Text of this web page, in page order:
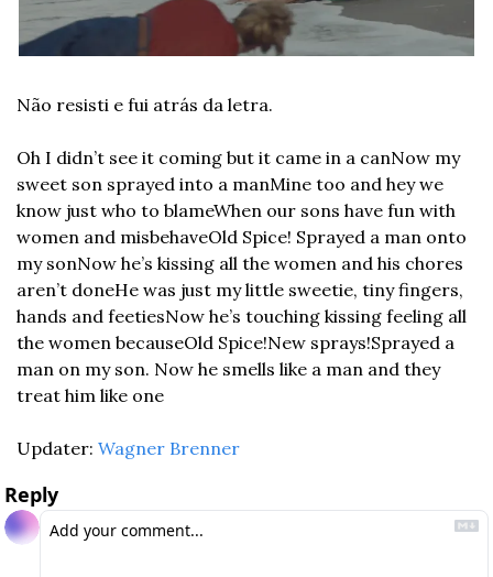
Não resisti e fui atrás da letra.
Oh I didn’t see it coming but it came in a canNow my
sweet son sprayed into a manMine too and hey we
know just who to blameWhen our sons have fun with
women and misbehaveOld Spice! Sprayed a man onto
my sonNow he’s kissing all the women and his chores
aren’t doneHe was just my little sweetie, tiny fingers,
hands and feetiesNow he’s touching kissing feeling all
the women becauseOld Spice!New sprays!Sprayed a
man on my son. Now he smells like a man and they
treat him like one
Updater: Wagner Brenner
Reply